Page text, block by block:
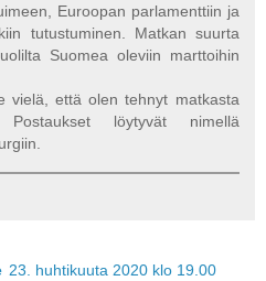
Euroopan parlamenttiin ja
tutustuminen. Matkan suurta
Suomea oleviin marttoihin
vielä, että olen tehnyt matkasta
löytyvät nimellä
23. huhtikuuta 2020 klo 19.00